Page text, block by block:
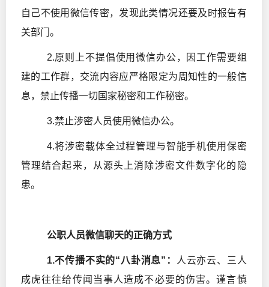
自己不使用微信传密，发现此类情况还要及时报告有
关部门。
2.原则上不提倡使用微信办公，因工作需要组
建的工作群，交流内容应严格限定为周知性的一般信
息，禁止传播一切国家秘密和工作秘密。
3.禁止涉密人员使用微信办公。
4.将涉密载体全过程管理与智能手机使用保密
管理结合起来，从源头上消除涉密文件数字化的隐
患。
公职人员微信聊天的正确方式
1.不传播不实的“八卦消息”： 人云亦云、三人
成虎往往给传闻当事人造成不必要的伤害。谨言慎